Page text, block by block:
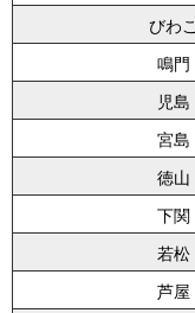
びわこ
鳴門
児島
宮島
徳山
下関
若松
芦屋